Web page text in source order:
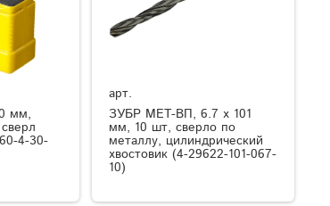
мм,
4-30-
арт.
ЗУБР МЕТ-ВП, 6.7 х 101
мм, 10 шт, сверло по
металлу, цилиндрический
хвостовик (4-29622-101-067-
10)